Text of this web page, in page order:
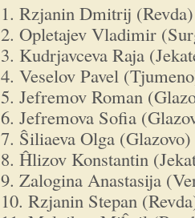
1. Rzjanin Dmitrij (Revda)
2. Opletajev Vladimir
3. Kudrjavceva Raja
4. Veselov Pavel
5. Jefremov Roman
6. Jefremova Sofia
7. Ŝiliaeva Olga (Glazovo)
8. Ĥlizov Konstantin
9. Zalogina Anastasija
10. Rzjanin Stepan